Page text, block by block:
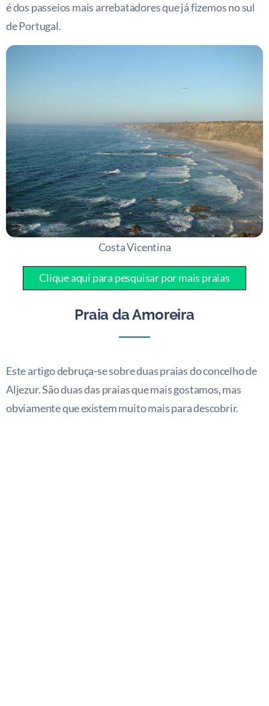
é dos passeios mais arrebatadores que já fizemos no sul
de Portugal.
Costa Vicentina
Clique aqui para pesquisar por mais praias
Praia da Amoreira
Este artigo debruça-se sobre duas praias do concelho de
Aljezur. São duas das praias que mais gostamos, mas
obviamente que existem muito mais para descobrir.